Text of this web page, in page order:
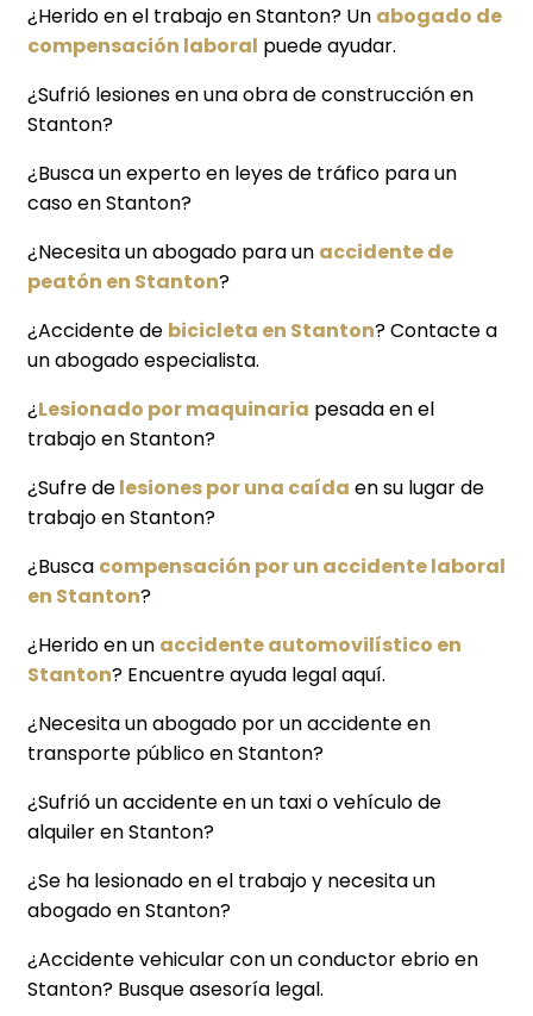
¿Herido en el trabajo en Stanton? Un abogado de
compensación laboral puede ayudar.
¿Sufrió lesiones en una obra de construcción en
Stanton?
¿Busca un experto en leyes de tráfico para un
caso en Stanton?
¿Necesita un abogado para un accidente de
peatón en Stanton?
¿Accidente de bicicleta en Stanton? Contacte a
un abogado especialista.
¿Lesionado por maquinaria pesada en el
trabajo en Stanton?
¿Sufre delesiones por una caída en su lugar de
trabajo en Stanton?
¿Busca compensación por un accidente laboral
en Stanton?
¿Herido en un accidente automovilístico en
Stanton? Encuentre ayuda legal aquí.
¿Necesita un abogado por un accidente en
transporte público en Stanton?
¿Sufrió un accidente en un taxi o vehículo de
alquiler en Stanton?
¿Se ha lesionado en el trabajo y necesita un
abogado en Stanton?
¿Accidente vehicular con un conductor ebrio en
Stanton? Busque asesoría legal.